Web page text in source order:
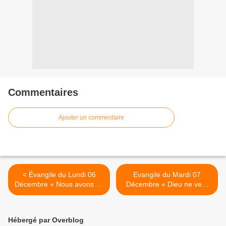
Commentaires
Ajouter un commentaire
< Évangile du Lundi 06
Décembre « Nous avons vu
des choses extraordinaires
Evangile du Mardi 07
Décembre « Dieu ne veut
pas qu’un seul de ces petits
Hébergé par Overblog